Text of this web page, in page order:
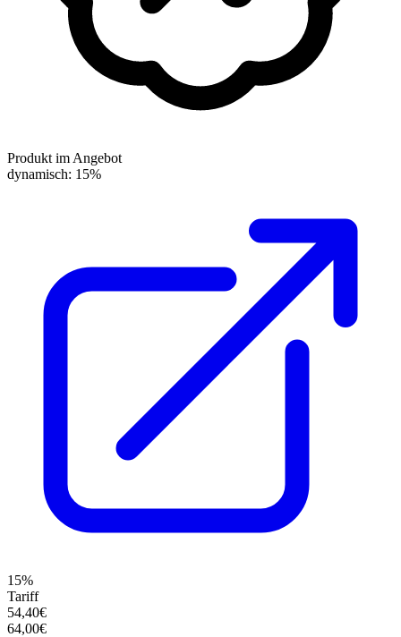
Produkt im Angebot
dynamisch: 15%
15%
Tariff
54,40€
64,00€